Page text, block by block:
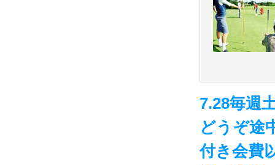
7.28毎週
どうぞ途
付き会費